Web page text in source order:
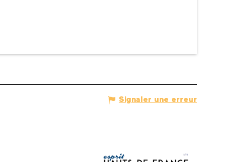
Signaler une erreur